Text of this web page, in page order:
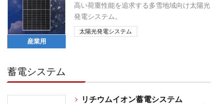
産業用
高い荷重性能を追求する多雪地域向け太陽光
発電システム。
太陽光発電システム
蓄電システム
リチウムイオン蓄電システム